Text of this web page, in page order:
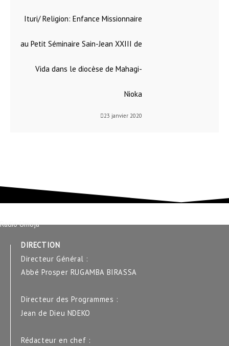
Ituri/ Religion: Enfance Missionnaire
au Petit Séminaire Sain-Jean XXIII de
Vida dans le diocèse de Mahagi-
Nioka
23 janvier 2020
Radio Umoja
DIRECTION
Directeur Général :
Abbé Prosper RUGAMBA BIRASSA
Directeur des Programmes :
Jean de Dieu NDEKO
Rédacteur en chef :